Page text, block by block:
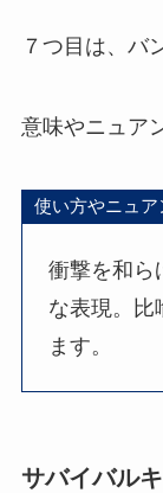
７つ目は、バ
意味やニュア
使い方やニュア
衝撃を和ら
な表現。比
ます。
サバイバル